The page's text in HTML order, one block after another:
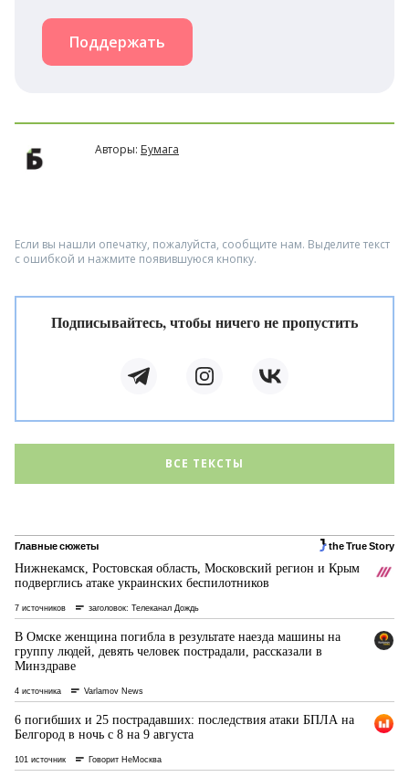
Поддержать
Авторы: Бумага
Если вы нашли опечатку, пожалуйста, сообщите нам. Выделите текст
с ошибкой и нажмите появившуюся кнопку.
Подписывайтесь, чтобы ничего не пропустить
ВСЕ ТЕКСТЫ